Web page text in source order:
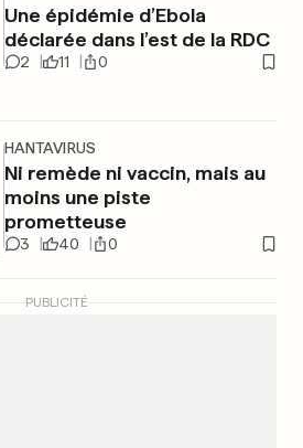
Une épidémie d’Ebola
déclarée dans l’est de la RDC
2 11 0
HANTAVIRUS
Ni remède ni vaccin, mais au
moins une piste
prometteuse
3 40 0
PUBLICITÉ